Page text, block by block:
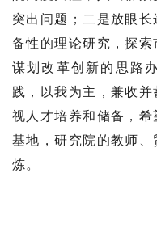
突出问题；二是放眼
备性的理论研究，探
谋划改革创新的思路
践，以我为主，兼收
视人才培养和储备，
基地，研究院的教师
炼。